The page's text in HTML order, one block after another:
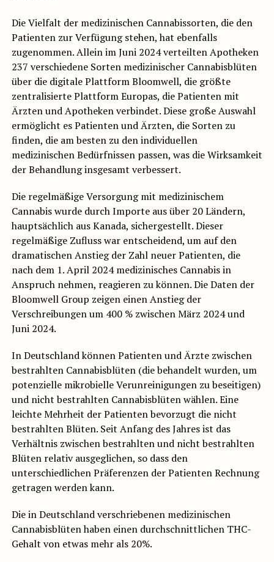
Die Vielfalt der medizinischen Cannabissorten, die den
Patienten zur Verfügung stehen, hat ebenfalls
zugenommen. Allein im Juni 2024 verteilten Apotheken
237 verschiedene Sorten medizinischer Cannabisblüten
über die digitale Plattform Bloomwell, die größte
zentralisierte Plattform Europas, die Patienten mit
Ärzten und Apotheken verbindet. Diese große Auswahl
ermöglicht es Patienten und Ärzten, die Sorten zu
finden, die am besten zu den individuellen
medizinischen Bedürfnissen passen, was die Wirksamkeit
der Behandlung insgesamt verbessert.
Die regelmäßige Versorgung mit medizinischem
Cannabis wurde durch Importe aus über 20 Ländern,
hauptsächlich aus Kanada, sichergestellt. Dieser
regelmäßige Zufluss war entscheidend, um auf den
dramatischen Anstieg der Zahl neuer Patienten, die
nach dem 1. April 2024 medizinisches Cannabis in
Anspruch nehmen, reagieren zu können. Die Daten der
Bloomwell Group zeigen einen Anstieg der
Verschreibungen um 400 % zwischen März 2024 und
Juni 2024.
In Deutschland können Patienten und Ärzte zwischen
bestrahlten Cannabisblüten (die behandelt wurden, um
potenzielle mikrobielle Verunreinigungen zu beseitigen)
und nicht bestrahlten Cannabisblüten wählen. Eine
leichte Mehrheit der Patienten bevorzugt die nicht
bestrahlten Blüten. Seit Anfang des Jahres ist das
Verhältnis zwischen bestrahlten und nicht bestrahlten
Blüten relativ ausgeglichen, so dass den
unterschiedlichen Präferenzen der Patienten Rechnung
getragen werden kann.
Die in Deutschland verschriebenen medizinischen
Cannabisblüten haben einen durchschnittlichen THC-
Gehalt von etwas mehr als 20%.